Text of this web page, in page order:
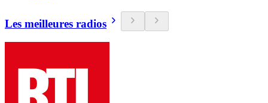
Les meilleures radios